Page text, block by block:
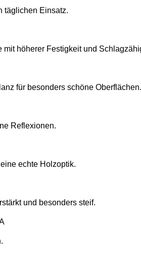
täglichen Einsatz.
mit höherer Festigkeit und
für besonders schöne Oberflächen.
Reflexionen.
echte Holzoptik.
und besonders steif.